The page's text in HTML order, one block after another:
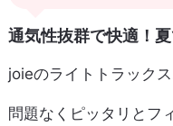
通気性抜群で快適！
joieのライトトラック
問題なくピッタリとフ